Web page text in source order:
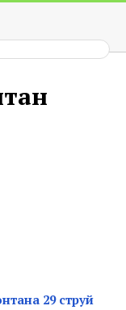
29 струй